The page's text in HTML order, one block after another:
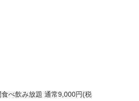
食べ飲み放題 通常9,000円(税